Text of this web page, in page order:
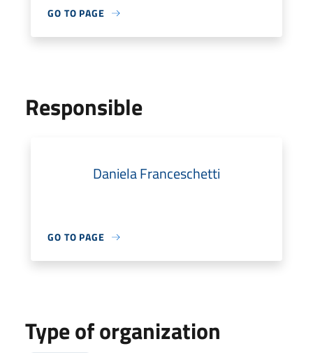
GO TO PAGE
Responsible
Daniela Franceschetti
GO TO PAGE
Type of organization